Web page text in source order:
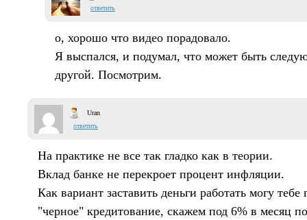
ответить
о, хорошо что видео порадовало.
Я выспался, и подумал, что может быть
другой. Посмотрим.
Uran
ответить
На практике не все так гладко как в теории.
Вклад банке не перекроет процент инфляции.
Как вариант заставить деньги работать могу тебе
"черное" кредитование, скажем под 6% в месяц